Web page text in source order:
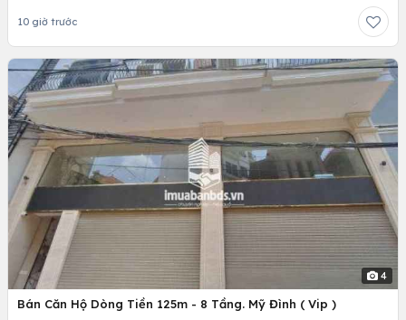
10 giờ trước
4
Bán Căn Hộ Dòng Tiền 125m - 8 Tầng. Mỹ Đình ( Vip )